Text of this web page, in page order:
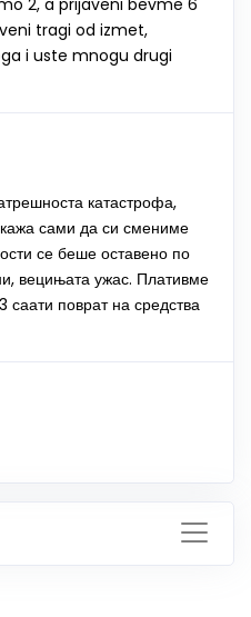
2, a prijaveni bevme 6
tragi od izmet,
i uste mnogu drugi
катастрофа,
кажа сами да си смениме
се беше оставено по
вецињата ужас. Плативме
саати поврат на средства